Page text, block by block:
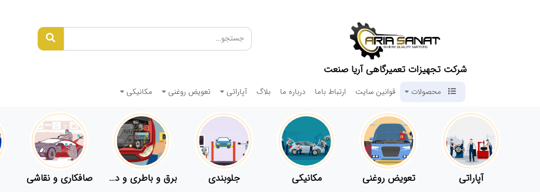
شرکت تجهیزات تعمیرگاهی آریا صنعت
محصولات قوانین سایت ارتباط باما درباره ما بلاگ آپاراتی تعویض روغنی مکانیکی
آپاراتی تعویض روغنی مکانیکی جلوبندی برق و باطری و دیاگ صافکاری و نقاشی